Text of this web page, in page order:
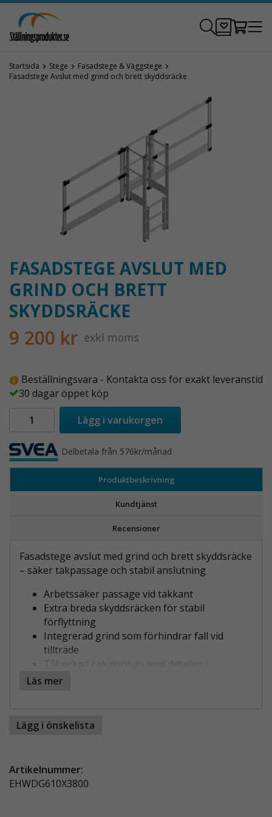
Startsida Stege
Fasadstege & Väggstege
Fasadstege Avslut med grind och brett skyddsräcke
FASADSTEGE AVSLUT MED
GRIND OCH BRETT
SKYDDSRÄCKE
9 200 kr exkl moms
Beställningsvara - Kontakta oss för exakt leveranstid
30 dagar öppet köp
Lägg i varukorgen
Delbetala från 576kr/månad
Produktbeskrivning
Kundtjänst
Recensioner
Fasadstege avslut med grind och brett skyddsräcke
– säker takpassage och stabil anslutning
Arbetssäker passage vid takkant
Extra breda skyddsräcken för stabil
förflyttning
Integrerad grind som förhindrar fall vid
tillträde
Tillverkad i aluminium med detaljer i
galvaniserat stål
SÄKERT OCH KONTROLLERAT TILLTRÄDE
Detta Fasadstege avslut med grind och brett
skyddsräcke är utvecklat för att skapa en trygg och
Läs mer
Lägg i önskelista
Artikelnummer:
EHWDG610X3800